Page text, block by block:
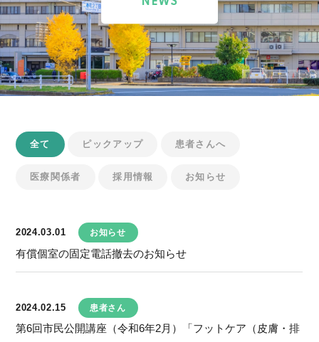
全て ピックアップ 患者さんへ
医療関係者 採用情報 お知らせ
2024.03.01 お知らせ
有償個室の固定電話撤去のお知らせ
2024.02.15 患者さん
第6回市民公開講座（令和6年2月）「フットケア（皮膚・排